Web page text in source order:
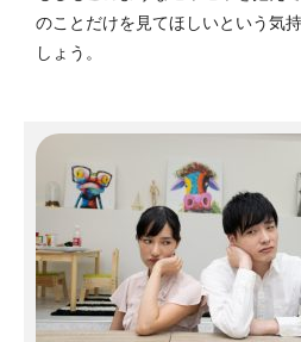
のことだけを見てほしいという気
しょう。